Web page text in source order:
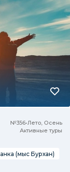
№356•Лето, Осень
Активные туры
(мыс Бурхан)